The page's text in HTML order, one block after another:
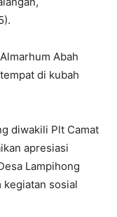
Abah
di kubah
diwakili Plt Camat
apresiasi
Lampihong
kegiatan sosial